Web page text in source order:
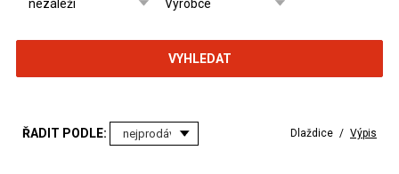
VYHLEDAT
ŘADIT PODLE: Dlaždice / Výpis